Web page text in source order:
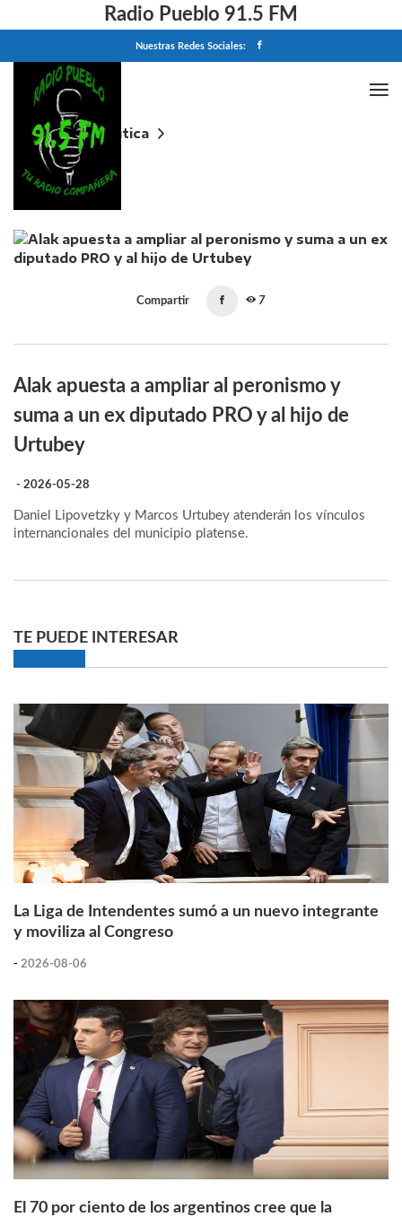
Radio Pueblo 91.5 FM
Nuestras Redes Sociales:
Home
Politica
Alak apuesta a ampliar al peronismo y suma a un ex
diputado PRO y al hijo de Urtubey
Compartir 7
Alak apuesta a ampliar al peronismo y
suma a un ex diputado PRO y al hijo de
Urtubey
- 2026-05-28
Daniel Lipovetzky y Marcos Urtubey atenderán los vínculos
internancionales del municipio platense.
TE PUEDE INTERESAR
La Liga de Intendentes sumó a un nuevo integrante
y moviliza al Congreso
- 2026-08-06
El 70 por ciento de los argentinos cree que la